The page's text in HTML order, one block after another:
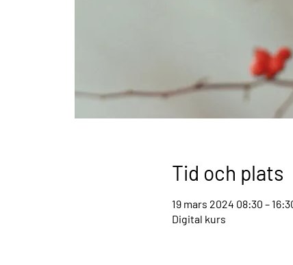
Tid och plats
19 mars 2024 08:30 –
Digital kurs